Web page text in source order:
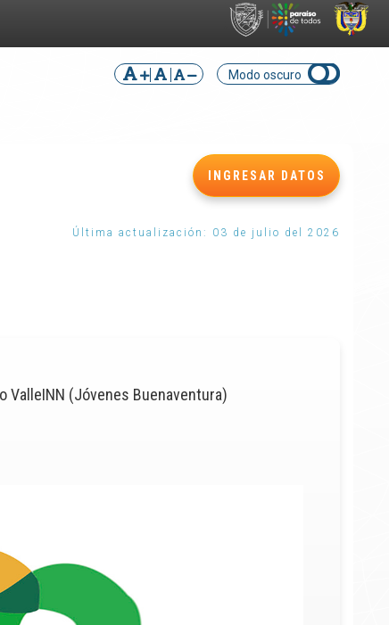
Modo oscuro
INGRESAR DATOS
Última actualización: 03 de julio del 2026
ValleINN (Jóvenes Buenaventura)